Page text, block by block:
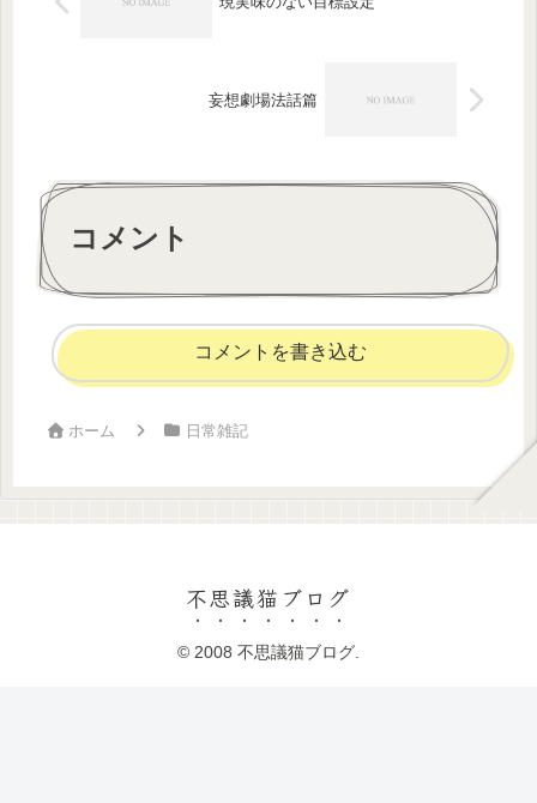
妄想劇場法話篇
コメント
コメントを書き込む
ホーム 日常雑記
不思議猫ブログ
© 2008 不思議猫ブログ.